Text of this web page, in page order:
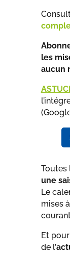
les
aucun
Toutes
une
Le
mises
Et
de l’